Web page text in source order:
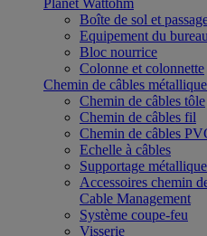
Planet Wattohm
Boîte de sol et
Equipement du bureau
Bloc nourrice
Colonne et colonnette
Chemin de câbles
Chemin de câbles tôle
Chemin de câbles fil
Chemin de câbles
Echelle à câbles
Supportage métallique
Accessoires chemin
Cable Management
Système coupe-feu
Visserie